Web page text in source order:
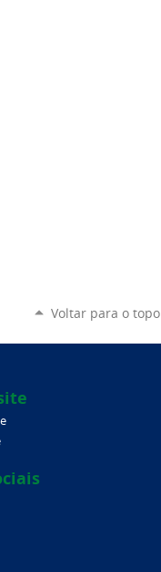
Voltar para o topo